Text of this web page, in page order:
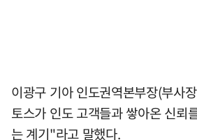
이광구 기아 인도권역본부장(부사
토스가 인도 고객들과 쌓아온 신뢰
는 계기"라고 말했다.